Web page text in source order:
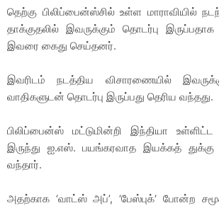
தெற்கு பிலிப்பைன்ஸ்சில் உள்ள மாராவியில்
தாக்குதலில் இவருக்கும் தொடர்பு
இவரை கைது செய்தனர்.
இவரிடம் நடத்திய விசாரணையில்
வாதிகளுடன் தொடர்பு இருப்பது தெரிய வந்தது.
பிலிப்பைன்ஸ் மட்டுமின்றி இந்தியா உள்ளிட்ட
இருந்து ஐ.எஸ். பயங்கரவாத இயக்கத்
வந்தார்.
அதற்காக ‘வாட்ஸ் அப்’, ‘பேஸ்புக்‘ போன்ற